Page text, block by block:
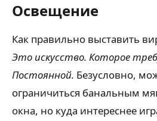
Освещение
Как правильно выставить
Это искусство. Которое
Постоянной. Безусловно,
ограничиться банальным
окна, но куда интереснее